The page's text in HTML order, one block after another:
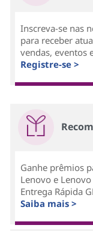
Inscreva-se nas
para receber
vendas, eventos
Registre-se >
Ganhe prêmios
Lenovo e
Entrega Rápida
Saiba mais >